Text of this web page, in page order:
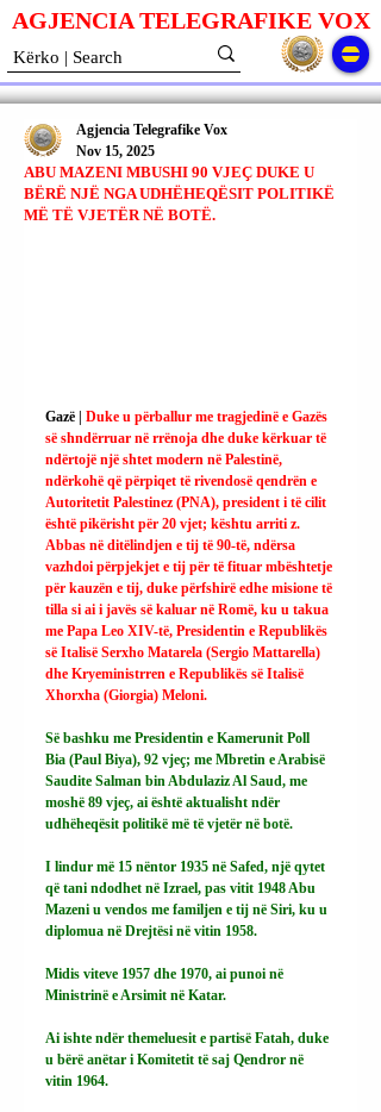
AGJENCIA TELEGRAFIKE VOX
ABU MAZENI MBUSHI 90 VJEÇ DUKE U
BËRË NJË NGA UDHËHEQËSIT POLITIKË
MË TË VJETËR NË BOTË.
Agjencia Telegrafike Vox
Nov 15, 2025
Gazë | Duke u përballur me tragjedinë e Gazës
së shndërruar në rrënoja dhe duke kërkuar të
ndërtojë një shtet modern në Palestinë,
ndërkohë që përpiqet të rivendosë qendrën e
Autoritetit Palestinez (PNA), president i të cilit
është pikërisht për 20 vjet; kështu arriti z.
Abbas në ditëlindjen e tij të 90-të, ndërsa
vazhdoi përpjekjet e tij për të fituar mbështetje
për kauzën e tij, duke përfshirë edhe misione të
tilla si ai i javës së kaluar në Romë, ku u takua
me Papa Leo XIV-të, Presidentin e Republikës
së Italisë Serxho Matarela (Sergio Mattarella)
dhe Kryeministrren e Republikës së Italisë
Xhorxha (Giorgia) Meloni.
Së bashku me Presidentin e Kamerunit Poll
Bia (Paul Biya), 92 vjeç; me Mbretin e Arabisë
Saudite Salman bin Abdulaziz Al Saud, me
moshë 89 vjeç, ai është aktualisht ndër
udhëheqësit politikë më të vjetër në botë.
I lindur më 15 nëntor 1935 në Safed, një qytet
që tani ndodhet në Izrael, pas vitit 1948 Abu
Mazeni u vendos me familjen e tij në Siri, ku u
diplomua në Drejtësi në vitin 1958.
Midis viteve 1957 dhe 1970, ai punoi në
Ministrinë e Arsimit në Katar.
Ai ishte ndër themeluesit e partisë Fatah, duke
u bërë anëtar i Komitetit të saj Qendror në
vitin 1964.